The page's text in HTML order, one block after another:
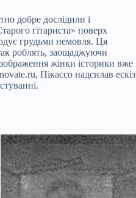
добре дослідили і
гітариста» поверх
грудьми немовля. Ця
роблять, заощаджуючи
жінки історики вже
Пікассо надсилав ескіз